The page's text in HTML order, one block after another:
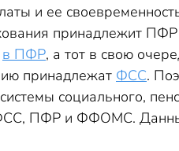
и ее
принадлежит
в ПФР, а тот в свою
принадлежат ФСС.
социального,
ПФР и ФФОМС.